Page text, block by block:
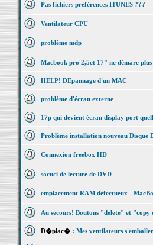
Pas fichiers préférences ITUNES ???
Ventilateur CPU
problème mdp
Macbook pro 2,5et 17" ne démare
HELP! DEpannage d'un MAC
problème d'écran externe
17p qui devient écran display port
Problème installation nouveau Disque
Connexion freebox HD
socuci de lecture de DVD
emplacement RAM défectueux -
Au secours! Boutons "delete" et "copy
D�plac� : Mes ventilateurs